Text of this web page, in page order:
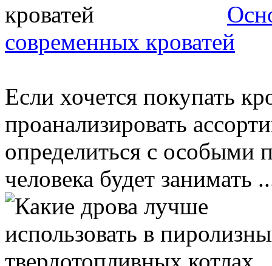
современных кроватей
Если хочется покупать
проанализировать
определиться с особыми
человека будет занимать